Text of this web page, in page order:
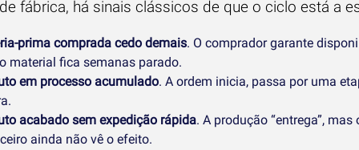
fábrica, há sinais clássicos de que o ciclo está a
prima comprada cedo demais. O comprador garante
material fica semanas parado.
em processo acumulado. A ordem inicia, passa por uma
acabado sem expedição rápida. A produção “entrega”, mas
ainda não vê o efeito.